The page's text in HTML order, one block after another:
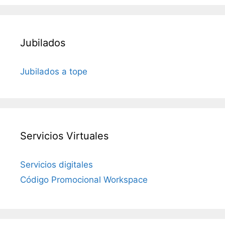
Jubilados
Jubilados a tope
Servicios Virtuales
Servicios digitales
Código Promocional Workspace